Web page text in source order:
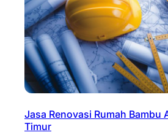
Jasa Renovasi Rumah Bambu
Timur